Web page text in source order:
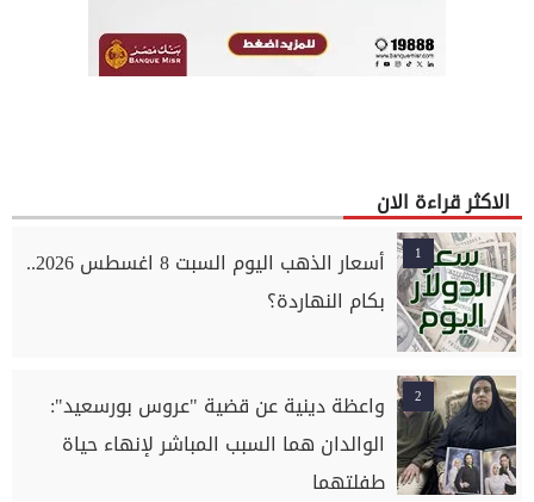
الاكثر قراءة الان
1
أسعار الذهب اليوم السبت 8 اغسطس 2026..
بكام النهاردة؟
2
واعظة دينية عن قضية "عروس بورسعيد":
الوالدان هما السبب المباشر لإنهاء حياة
طفلتهما